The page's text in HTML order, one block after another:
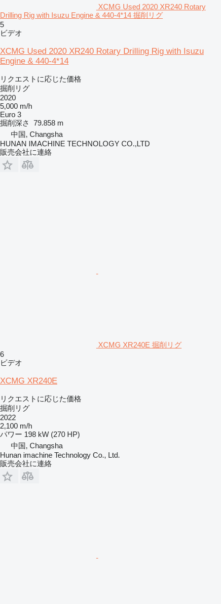
XCMG Used 2020 XR240 Rotary
Drilling Rig with Isuzu Engine & 440-4*14 掘削リグ
5
ビデオ
XCMG Used 2020 XR240 Rotary Drilling Rig with Isuzu
Engine & 440-4*14
リクエストに応じた価格
掘削リグ
2020
5,000 m/h
Euro 3
掘削深さ
79.858 m
中国, Changsha
HUNAN IMACHINE TECHNOLOGY CO.,LTD
販売会社に連絡
XCMG XR240E 掘削リグ
6
ビデオ
XCMG XR240E
リクエストに応じた価格
掘削リグ
2022
2,100 m/h
パワー 198 kW (270 HP)
中国, Changsha
Hunan imachine Technology Co., Ltd.
販売会社に連絡